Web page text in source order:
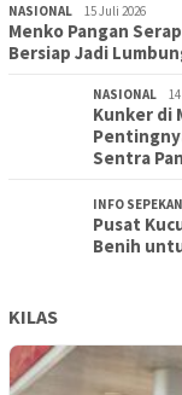
NASIONAL 15 Juli 2026
Menko Pangan
Bersiap Jadi
NASIONAL
Kunker di
Sentra
INFO SEPEKAN
Pusat
Benih
KILAS